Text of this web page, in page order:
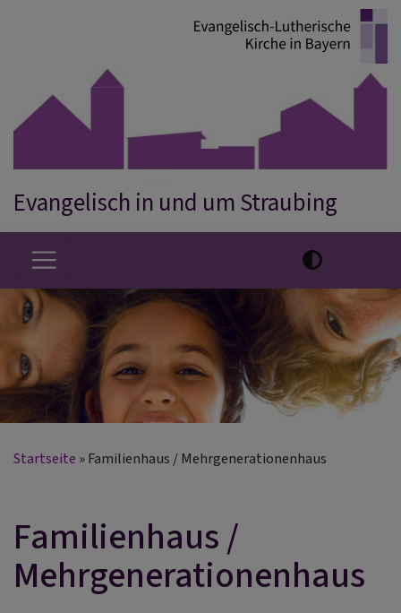
Evangelisch in und um Straubing
Hauptnavigation
Startseite Familienhaus / Mehrgenerationenhaus
Familienhaus /
Mehrgenerationenhaus